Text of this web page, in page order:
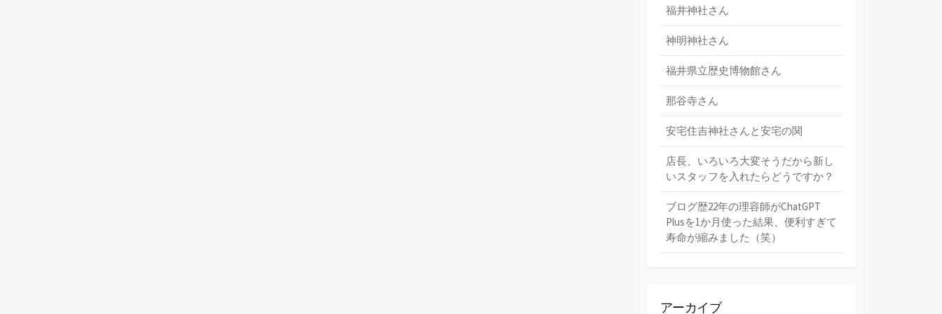
福井神社さん
神明神社さん
福井県立歴史博物館さん
那谷寺さん
安宅住吉神社さんと安宅の関
店長、いろいろ大変そうだから新し
いスタッフを入れたらどうですか？
ブログ歴22年の理容師がChatGPT
Plusを1か月使った結果、便利すぎて
寿命が縮みました（笑）
アーカイブ